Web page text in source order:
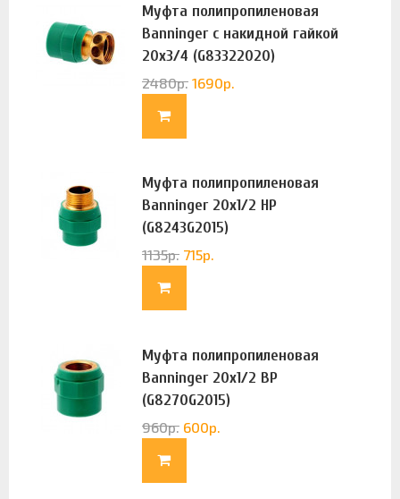
Муфта полипропиленовая
Banninger с накидной гайкой
20х3/4 (G83322020)
2480р. 1690р.
Муфта полипропиленовая
Banninger 20х1/2 НР
(G8243G2015)
1135р. 715р.
Муфта полипропиленовая
Banninger 20х1/2 ВР
(G8270G2015)
960р. 600р.